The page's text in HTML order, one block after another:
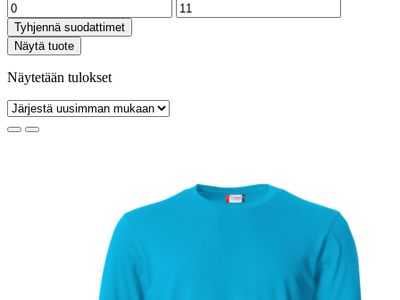
Tyhjennä suodattimet
Näytä tuote
Näytetään tulokset